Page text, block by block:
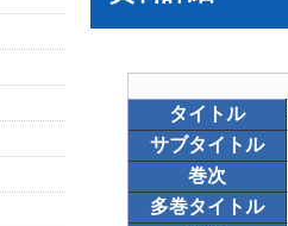
タイトル
サブタイトル
巻次
多巻タイトル